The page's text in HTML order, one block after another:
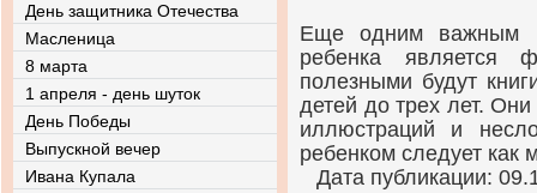
Еще одним важным
ребенка является
полезными будут
детей до трех лет.
иллюстраций и
ребенком следует как
Дата публикации:
День защитника Отечества
Масленица
8 марта
1 апреля - день шуток
День Победы
Выпускной вечер
Ивана Купала